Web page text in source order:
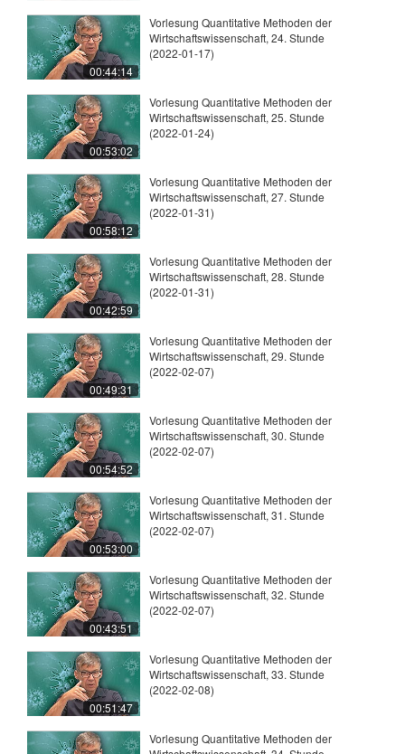
00:44:14
Vorlesung Quantitative Methoden der
Wirtschaftswissenschaft, 24. Stunde
(2022-01-17)
00:53:02
Vorlesung Quantitative Methoden der
Wirtschaftswissenschaft, 25. Stunde
(2022-01-24)
00:58:12
Vorlesung Quantitative Methoden der
Wirtschaftswissenschaft, 27. Stunde
(2022-01-31)
00:42:59
Vorlesung Quantitative Methoden der
Wirtschaftswissenschaft, 28. Stunde
(2022-01-31)
00:49:31
Vorlesung Quantitative Methoden der
Wirtschaftswissenschaft, 29. Stunde
(2022-02-07)
00:54:52
Vorlesung Quantitative Methoden der
Wirtschaftswissenschaft, 30. Stunde
(2022-02-07)
00:53:00
Vorlesung Quantitative Methoden der
Wirtschaftswissenschaft, 31. Stunde
(2022-02-07)
00:43:51
Vorlesung Quantitative Methoden der
Wirtschaftswissenschaft, 32. Stunde
(2022-02-07)
00:51:47
Vorlesung Quantitative Methoden der
Wirtschaftswissenschaft, 33. Stunde
(2022-02-08)
Vorlesung Quantitative Methoden der